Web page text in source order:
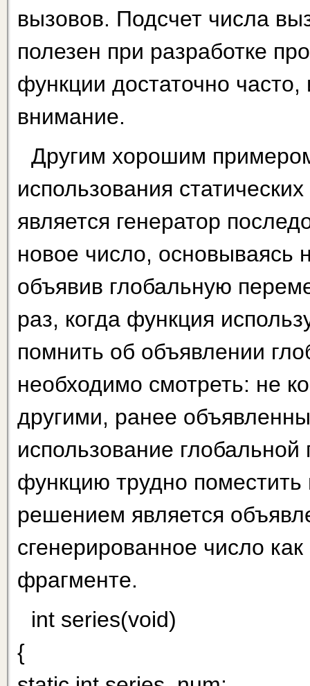
вызовов. Подсчет числа
полезен при разработке
функции достаточно
внимание.
Другим хорошим
использования
является генератор
новое число, основываясь
объявив глобальную
раз, когда функция
помнить об объявлении
необходимо смотреть: не
другими, ранее
использование
функцию трудно
решением является
сгенерированное число
фрагменте.
int series(void)
{